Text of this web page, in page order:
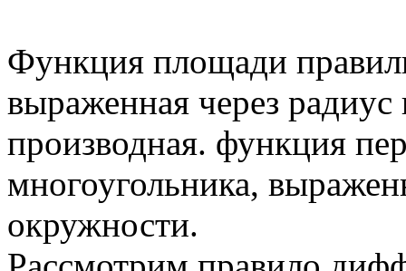
Функция площади
выраженная через
производная. функция
многоугольника,
окружности.